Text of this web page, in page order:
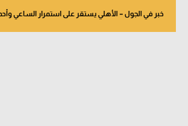
خبر في الجول – الأهلي يستقر على استمرار الساعي